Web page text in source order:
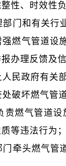
性、时效性
门和有关行
燃气管道设
办理反馈及
民政府有关
处破坏燃气管
责燃气管道
等违法行为
门牵头燃气